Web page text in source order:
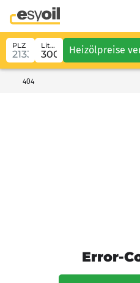
PLZ Liter Heizölpreise
404
Error-